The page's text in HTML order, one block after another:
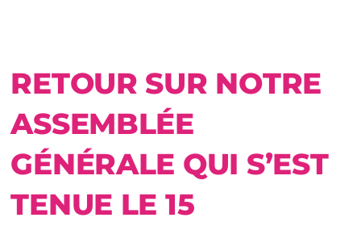
RETOUR SUR NOTRE
ASSEMBLÉE
GÉNÉRALE QUI S’EST
TENUE LE 15